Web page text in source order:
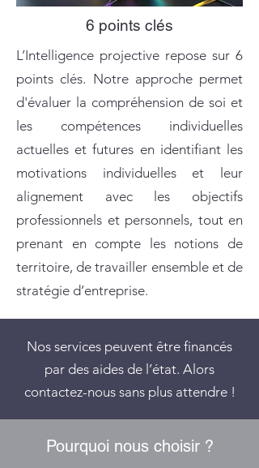
6 points clés
L’Intelligence projective repose sur 6
points clés. Notre approche permet
d'évaluer la compréhension de soi et
les compétences individuelles
actuelles et futures en identifiant les
motivations individuelles et leur
alignement avec les objectifs
professionnels et personnels, tout en
prenant en compte les notions de
territoire, de travailler ensemble et de
stratégie d’entreprise.
Nos services peuvent être financés
par des aides de l’état. Alors
contactez-nous sans plus attendre !
Pourquoi nous choisir ?